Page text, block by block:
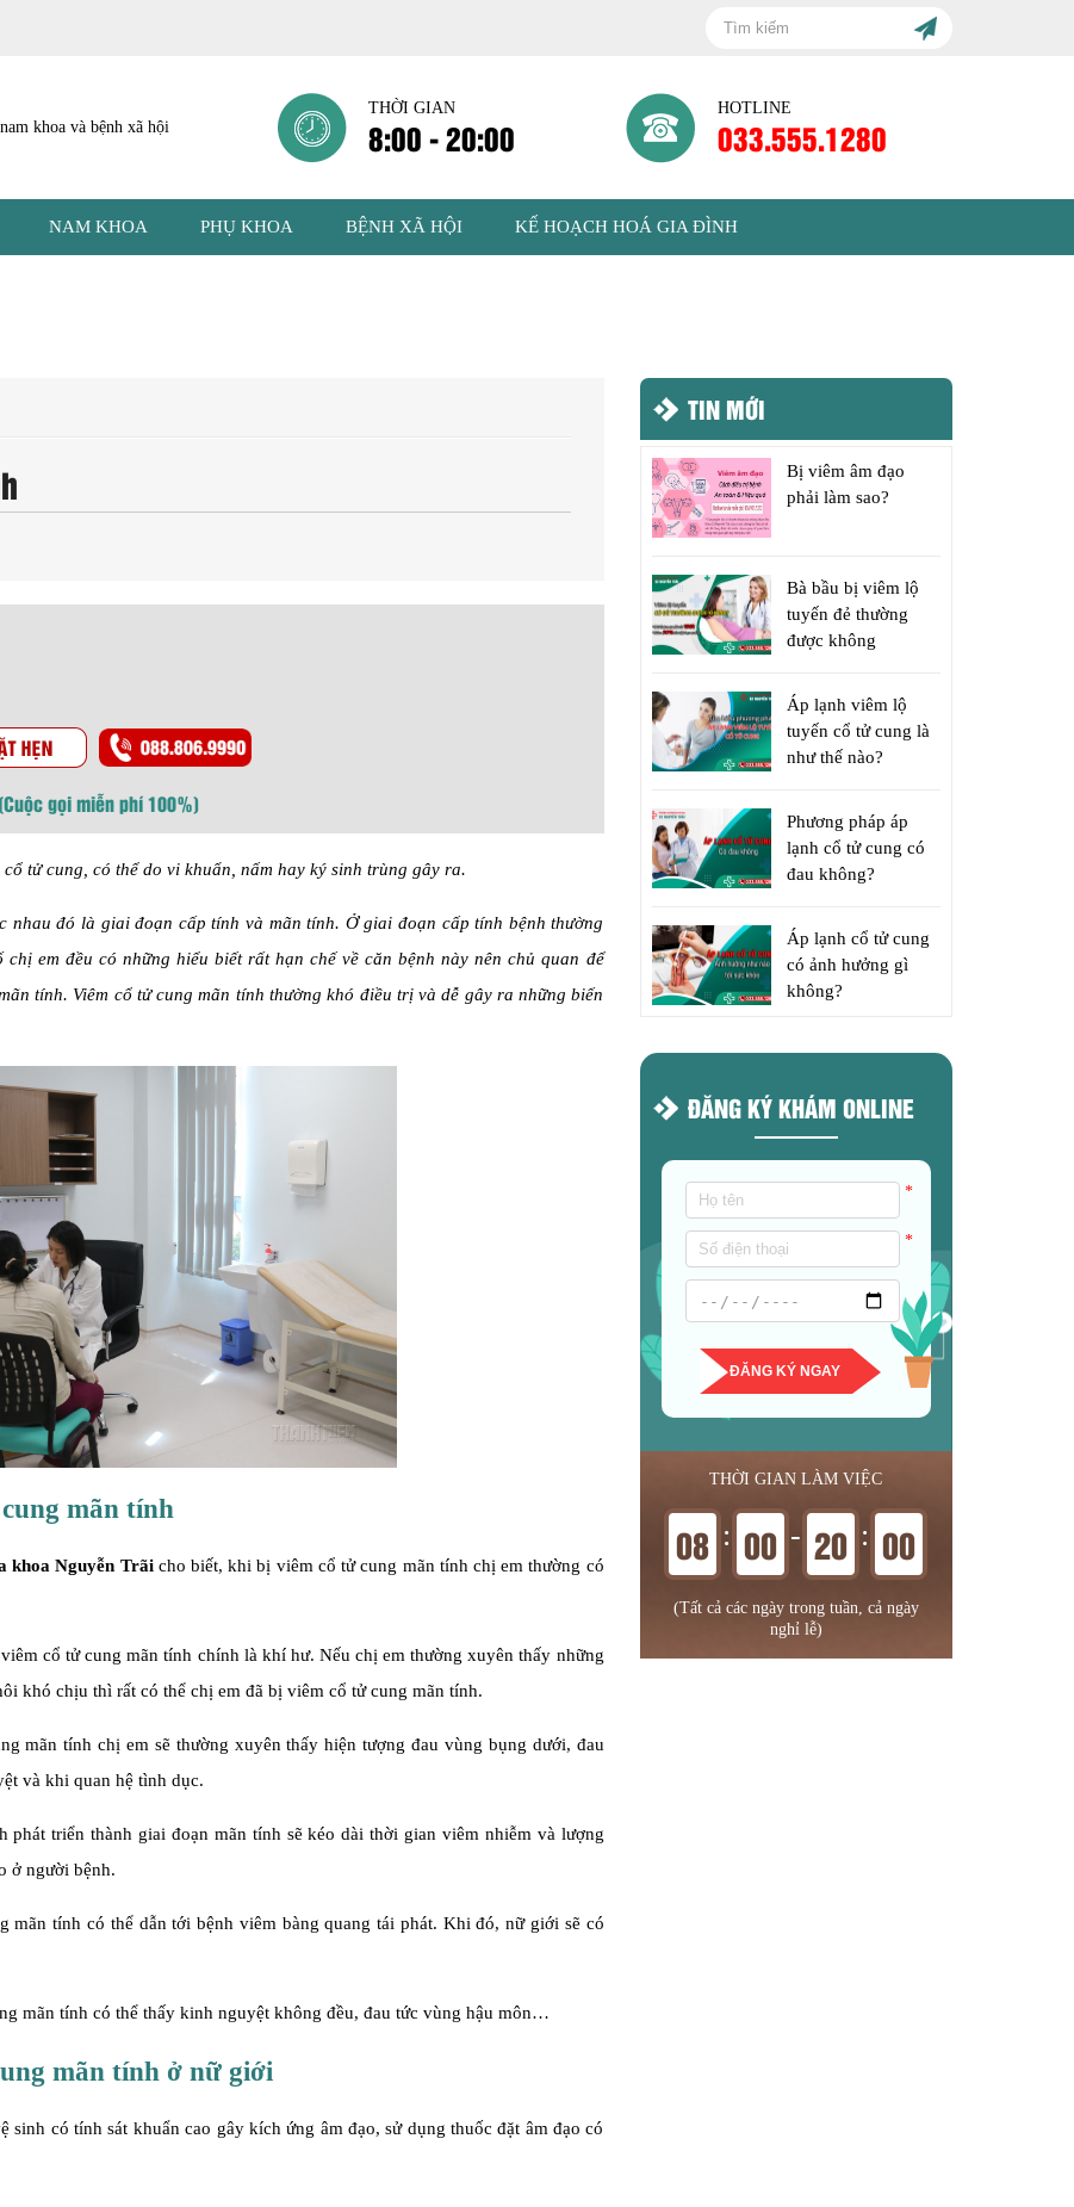
THỜI GIAN
8:00 - 20:00
HOTLINE
033.555.1280
NAM KHOA PHỤ KHOA BỆNH XÃ HỘI KẾ HOẠCH HOÁ GIA ĐÌNH
(Cuộc gọi miễn phí 100%)
tử cung, có thể do vi khuẩn, nấm hay ký sinh trùng gây ra.
nhau đó là giai đoạn cấp tính và mãn tính. Ở giai đoạn cấp tính bệnh thường
em đều có những hiểu biết rất hạn chế về căn bệnh này nên chủ quan để
tính. Viêm cổ tử cung mãn tính thường khó điều trị và dễ gây ra những biến
mãn tính
khoa Nguyễn Trãicho biết, khi bị viêm cổ tử cung mãn tính chị em thường có
cổ tử cung mãn tính chính là khí hư. Nếu chị em thường xuyên thấy những
khó chịu thì rất có thể chị em đã bị viêm cổ tử cung mãn tính.
mãn tính chị em sẽ thường xuyên thấy hiện tượng đau vùng bụng dưới, đau
và khi quan hệ tình dục.
phát triển thành giai đoạn mãn tính sẽ kéo dài thời gian viêm nhiễm và lượng
ở người bệnh.
mãn tính có thể dẫn tới bệnh viêm bàng quang tái phát. Khi đó, nữ giới sẽ có
mãn tính có thể thấy kinh nguyệt không đều, đau tức vùng hậu môn…
mãn tính ở nữ giới
có tính sát khuẩn cao gây kích ứng âm đạo, sử dụng thuốc đặt âm đạo có
TIN MỚI
Bị viêm âm đạo
phải làm sao?
Bà bầu bị viêm lộ
tuyến đẻ thường
được không
Áp lạnh viêm lộ
tuyến cổ tử cung là
như thế nào?
Phương pháp áp
lạnh cổ tử cung có
đau không?
Áp lạnh cổ tử cung
có ảnh hưởng gì
không?
ĐĂNG KÝ KHÁM ONLINE
*
*
ĐĂNG KÝ NGAY
THỜI GIAN LÀM VIỆC
08 : 00 - 20 : 00
(Tất cả các ngày trong tuần, cả ngày
nghỉ lễ)